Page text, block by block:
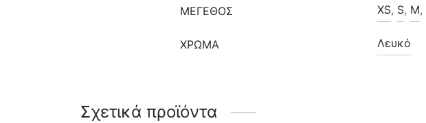
ΜΈΓΕΘΟΣ XS, S, M,
ΧΡΩΜΑ Λευκό
Σχετικά προϊόντα